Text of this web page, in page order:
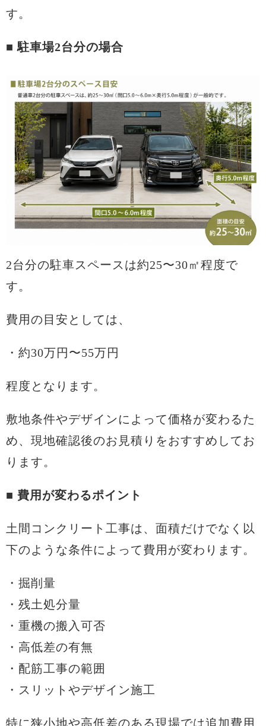
す。
■駐車場2台分の場合
2台分の駐車スペースは約25〜30㎡程度で
す。
費用の目安としては、
・約30万円〜55万円
程度となります。
敷地条件やデザインによって価格が変わるた
め、現地確認後のお見積りをおすすめしてお
ります。
■ 費用が変わるポイント
土間コンクリート工事は、面積だけでなく以
下のような条件によって費用が変わります。
・掘削量
・残土処分量
・重機の搬入可否
・高低差の有無
・配筋工事の範囲
・スリットやデザイン施工
特に狭小地や高低差のある現場では追加費用